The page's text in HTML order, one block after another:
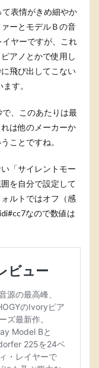
表情がきめ細やか
ーとモデルＢの音
ヤーですが、これ
アノとかで使用し
飛び出してこない
す。
、このあたりは最
は他のメーカーか
ことですね。
「サイレントモー
を自分で設定して
ルトではオフ（感
なので数値は